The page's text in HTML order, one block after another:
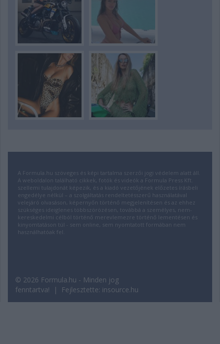
A Formula.hu szöveges és képi tartalma szerzői jogi védelem alatt áll.
A weboldalon található cikkek, fotók és videók a Formula Press Kft.
szellemi tulajdonát képezik, és a kiadó vezetőjének előzetes írásbeli
engedélye nélkül – a szolgáltatás rendeltetésszerű használatával
velejáró olvasáson, képernyőn történő megjelenítésen és az ehhez
szükséges ideiglenes többszörözésen, továbbá a személyes, nem-
kereskedelmi célból történő merevlemezre történő lementésen és
kinyomtatáson túl - sem online, sem nyomtatott formában nem
használhatóak fel.
© 2026 Formula.hu - Minden jog
fenntartva! | Fejlesztette: insource.hu